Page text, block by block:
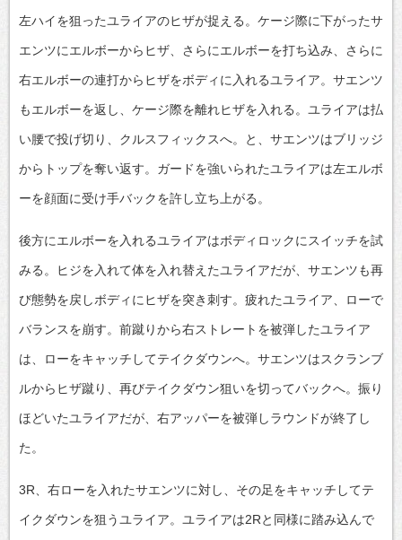
左ハイを狙ったユライアのヒザが捉える。ケージ際に下がったサ
エンツにエルボーからヒザ、さらにエルボーを打ち込み、さらに
右エルボーの連打からヒザをボディに入れるユライア。サエンツ
もエルボーを返し、ケージ際を離れヒザを入れる。ユライアは払
い腰で投げ切り、クルスフィックスへ。と、サエンツはブリッジ
からトップを奪い返す。ガードを強いられたユライアは左エルボ
ーを顔面に受け手バックを許し立ち上がる。
後方にエルボーを入れるユライアはボディロックにスイッチを試
みる。ヒジを入れて体を入れ替えたユライアだが、サエンツも再
び態勢を戻しボディにヒザを突き刺す。疲れたユライア、ローで
バランスを崩す。前蹴りから右ストレートを被弾したユライア
は、ローをキャッチしてテイクダウンへ。サエンツはスクランブ
ルからヒザ蹴り、再びテイクダウン狙いを切ってバックへ。振り
ほどいたユライアだが、右アッパーを被弾しラウンドが終了し
た。
3R、右ローを入れたサエンツに対し、その足をキャッチしてテ
イクダウンを狙うユライア。ユライアは2Rと同様に踏み込んで